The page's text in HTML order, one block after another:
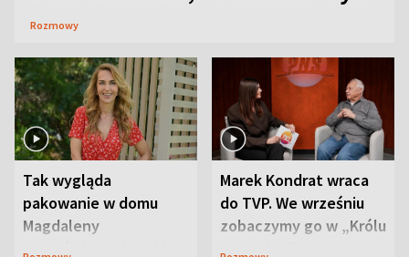
Rozmowy
Tak wygląda
pakowanie w domu
Magdaleny
Waligórskiej-Lisieckiej.
Marek Kondrat wraca
do TVP. We wrześniu
zobaczymy go w „Królu
Maciusiu I”